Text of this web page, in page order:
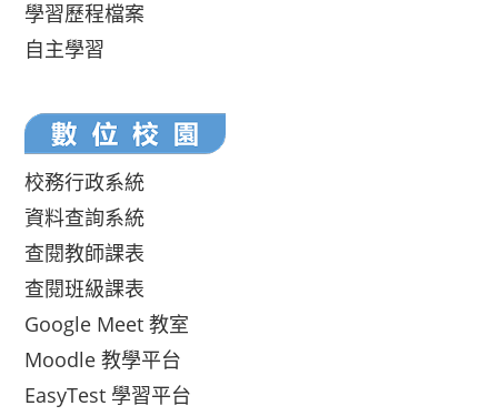
學習歷程檔案
自主學習
校務行政系統
資料查詢系統
查閱教師課表
查閱班級課表
Google Meet 教室
Moodle 教學平台
EasyTest 學習平台